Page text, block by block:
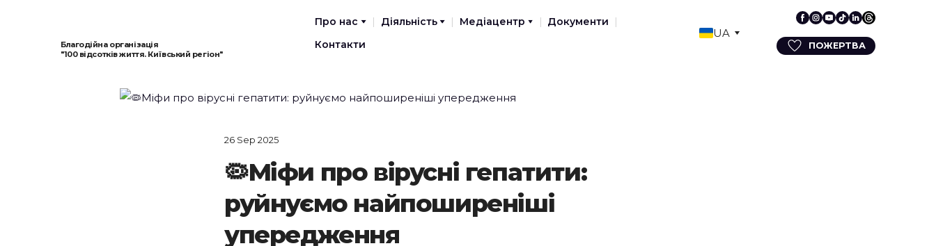
Благодійна організація
"100 відсотків життя. Київський регіон"
Про нас Діяльність Медіацентр
Документи
Контакти
UA
ПОЖЕРТВА
26 Sep 2025
🦠Міфи про вірусні гепатити:
руйнуємо найпоширеніші
упередження